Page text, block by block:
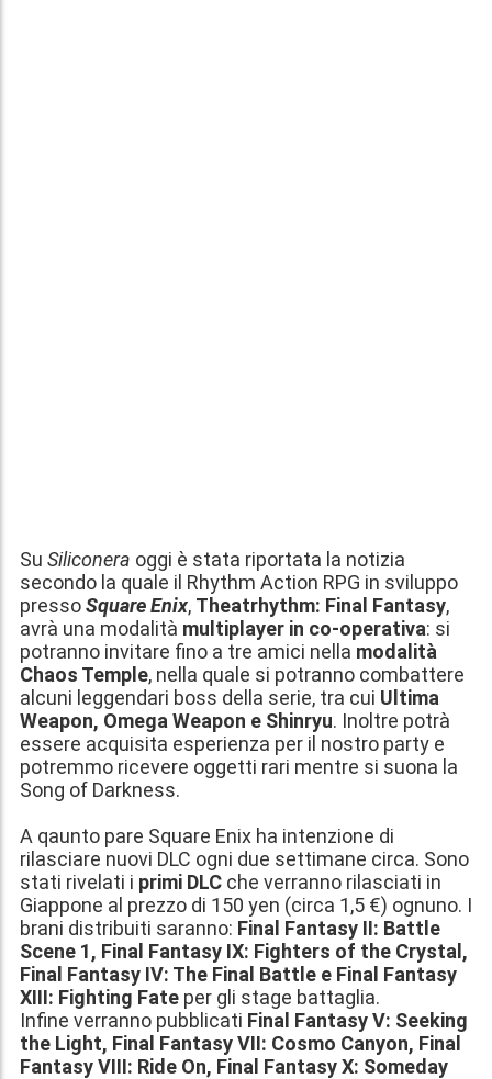
Su Siliconera oggi è stata riportata la notizia
secondo la quale il Rhythm Action RPG in sviluppo
pressoSquare Enix, Theatrhythm: Final Fantasy,
avrà una modalità multiplayer in co-operativa: si
potranno invitare fino a tre amici nella modalità
Chaos Temple, nella quale si potranno combattere
alcuni leggendari boss della serie, tra cui Ultima
Weapon, Omega Weapon e Shinryu. Inoltre potrà
essere acquisita esperienza per il nostro party e
potremmo ricevere oggetti rari mentre si suona la
Song of Darkness.
A qaunto pare Square Enix ha intenzione di
rilasciare nuovi DLC ogni due settimane circa. Sono
stati rivelati i primi DLC che verranno rilasciati in
Giappone al prezzo di 150 yen (circa 1,5 €) ognuno. I
brani distribuiti saranno: Final Fantasy II: Battle
Scene 1, Final Fantasy IX: Fighters of the Crystal,
Final Fantasy IV: The Final Battle e Final Fantasy
XIII: Fighting Fate per gli stage battaglia.
Infine verranno pubblicati Final Fantasy V: Seeking
the Light, Final Fantasy VII: Cosmo Canyon, Final
Fantasy VIII: Ride On, Final Fantasy X: Someday